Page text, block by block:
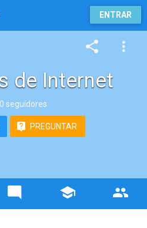
ENTRAR
de Internet
seguidores
PREGUNTAR